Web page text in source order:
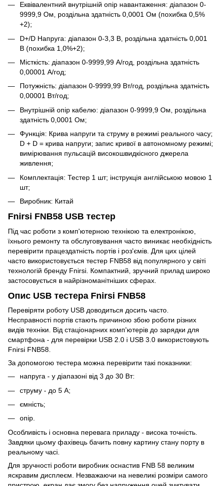
Еквівалентний внутрішній опір навантаження: діапазон 0-
9999,9 Ом, роздільна здатність 0,0001 Ом (похибка 0,5%
+2);
D+/D Напруга: діапазон 0-3,3 В, роздільна здатність 0,001
В (похибка 1,0%+2);
Місткість: діапазон 0-9999,99 А/год, роздільна здатність
0,00001 А/год;
Потужність: діапазон 0-9999,99 Вт/год, роздільна здатність
0,00001 Вт/год;
Внутрішній опір кабелю: діапазон 0-9999,9 Ом, роздільна
здатність 0,0001 Ом;
Функція: Крива напруги та струму в режимі реального часу;
D + D = крива напруги; запис кривої в автономному режимі;
вимірювання пульсацій високошвидкісного джерела
живлення;
Комплектація: Тестер 1 шт; інструкція англійською мовою 1
шт;
Виробник: Китай
Fnirsi FNB58 USB тестер
Під час роботи з комп'ютерною технікою та електронікою,
їхнього ремонту та обслуговування часто виникає необхідність
перевірити працездатність портів і роз'ємів. Для цих цілей
часто використовується тестер FNB58 від популярного у світі
технологій бренду Fnirsi. Компактний, зручний прилад широко
застосовується в найрізноманітніших сферах.
Опис USB тестера Fnirsi FNB58
Перевіряти роботу USB доводиться досить часто.
Несправності портів стають причиною збою роботи різних
видів техніки. Від стаціонарних комп'ютерів до зарядки для
смартфона - для перевірки USB 2.0 і USB 3.0 використовують
Fnirsi FNB58.
За допомогою тестера можна перевірити такі показники:
напруга - у діапазоні від 3 до 30 Вт:
струму - до 5 А;
ємність;
опір.
Особливість і основна перевага приладу - висока точність.
Завдяки цьому фахівець бачить повну картину стану порту в
реальному часі.
Для зручності роботи виробник оснастив FNB 58 великим
яскравим дисплеєм. Незважаючи на невеликі розміри самого